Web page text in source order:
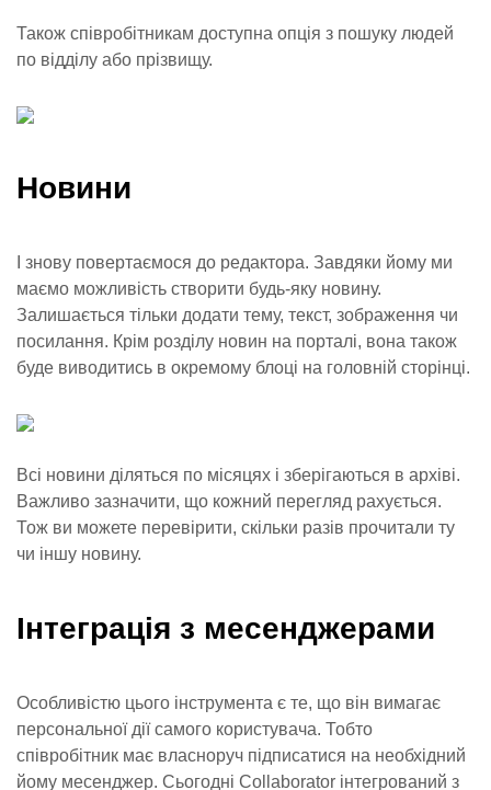
Також співробітникам доступна опція з пошуку людей
по відділу або прізвищу.
Новини
І знову повертаємося до редактора. Завдяки йому ми
маємо можливість створити будь-яку новину.
Залишається тільки додати тему, текст, зображення чи
посилання. Крім розділу новин на порталі, вона також
буде виводитись в окремому блоці на головній сторінці.
Всі новини діляться по місяцях і зберігаються в архіві.
Важливо зазначити, що кожний перегляд рахується.
Тож ви можете перевірити, скільки разів прочитали ту
чи іншу новину.
Інтеграція з месенджерами
Особливістю цього інструмента є те, що він вимагає
персональної дії самого користувача. Тобто
співробітник має власноруч підписатися на необхідний
йому месенджер. Сьогодні Collaborator інтегрований з